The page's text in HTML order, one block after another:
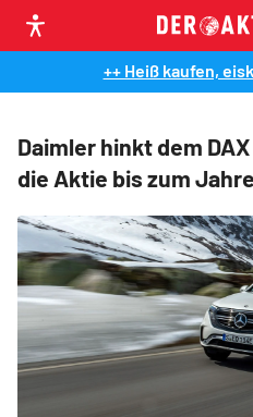
++ Heiß kaufen,
Daimler hinkt dem
die Aktie bis zum